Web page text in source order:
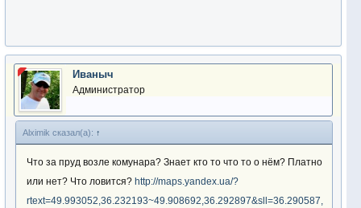
Иваныч
Администратор
Alximik сказал(а): ↑
Что за пруд возле комунара? Знает кто то что то о нём? Платно
или нет? Что ловится? http://maps.yandex.ua/?
rtext=49.993052,36.232193~49.908692,36.292897&sll=36.290587,